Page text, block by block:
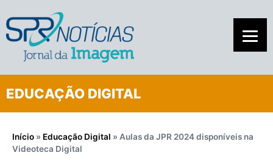
EDUCAÇÃO DIGITAL
Início » Educação Digital » Aulas da JPR 2024 disponíveis na
Videoteca Digital